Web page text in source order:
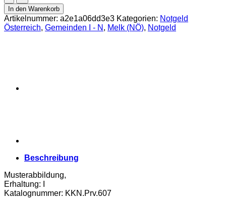
-
20,50,80
Heller
1920,
Erh.
In den Warenkorb
Artikelnummer: a2e1a06dd3e3 Kategorien: Notgeld
Österreich, Gemeinden I - N , Melk (NÖ), Notgeld
Beschreibung
Musterabbildung,
Erhaltung: I
Katalognummer: KKN.Prv.607